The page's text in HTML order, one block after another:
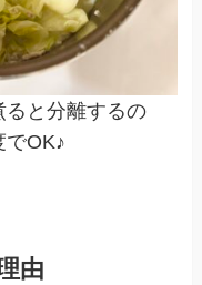
と分離するの
でOK♪
由